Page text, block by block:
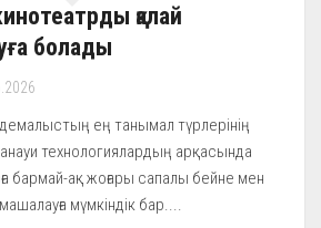
қалай
болады
ең танымал түрлерінің
технологиялардың арқасында
бармай-ақ жоғары сапалы бейне мен
мүмкіндік бар....